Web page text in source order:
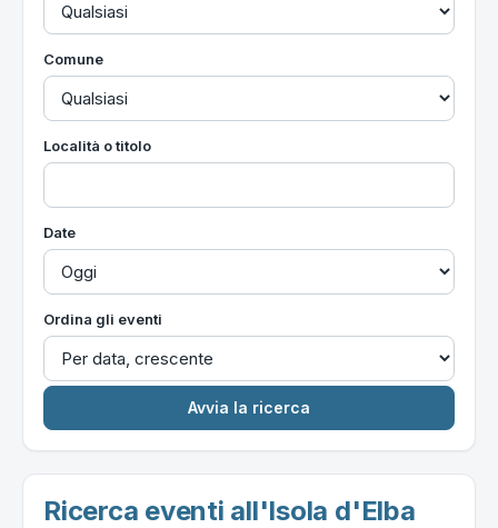
Comune
Località o titolo
Date
Ordina gli eventi
Ricerca eventi all'Isola d'Elba